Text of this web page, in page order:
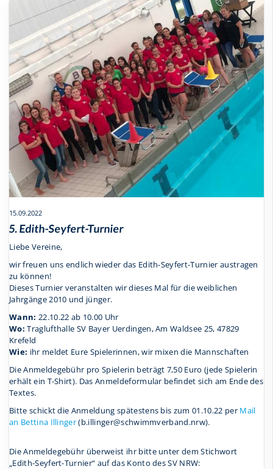
15.09.2022
5. Edith-Seyfert-Turnier
Liebe Vereine,
wir freuen uns endlich wieder das Edith-Seyfert-Turnier austragen
zu können!
Dieses Turnier veranstalten wir dieses Mal für die weiblichen
Jahrgänge 2010 und jünger.
Wann: 22.10.22 ab 10.00 Uhr
Wo: Traglufthalle SV Bayer Uerdingen, Am Waldsee 25, 47829
Krefeld
Wie: ihr meldet Eure Spielerinnen, wir mixen die Mannschaften
Die Anmeldegebühr pro Spielerin beträgt 7,50 Euro (jede Spielerin
erhält ein T-Shirt). Das Anmeldeformular befindet sich am Ende des
Textes.
Bitte schickt die Anmeldung spätestens bis zum 01.10.22 per Mail
an Bettina Illinger(b.illinger@schwimmverband.nrw).
Die Anmeldegebühr überweist ihr bitte unter dem Stichwort
„Edith-Seyfert-Turnier“ auf das Konto des SV NRW: